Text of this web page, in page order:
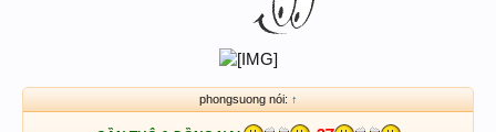
phongsuong nói: ↑